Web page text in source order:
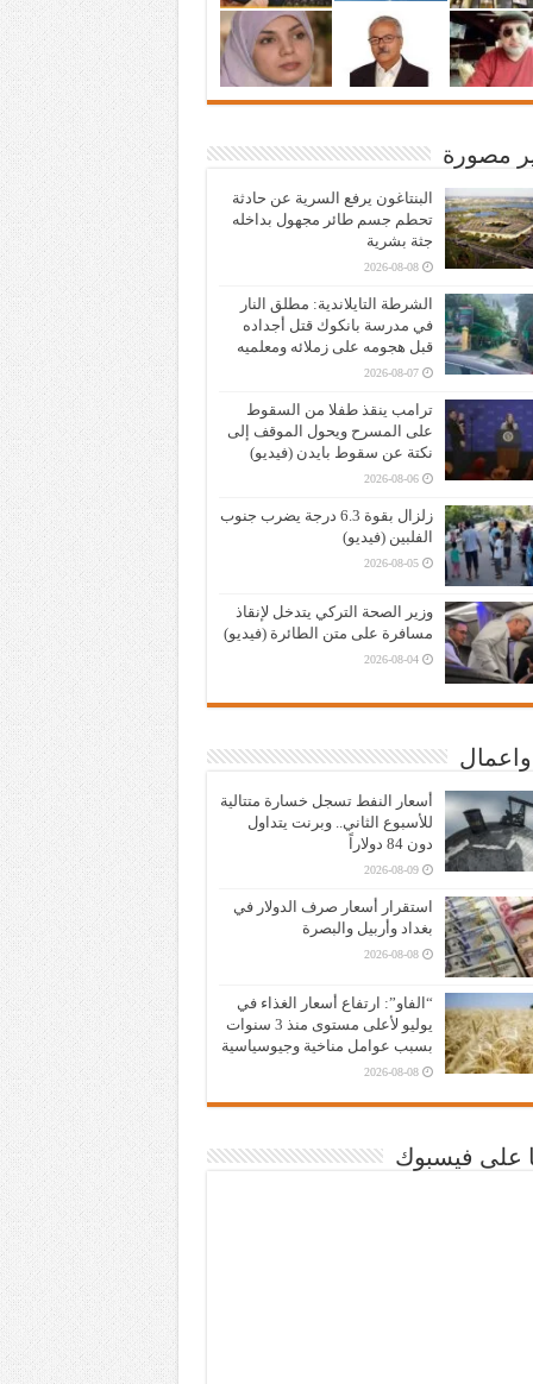
مصورة
البنتاغون يرفع السرية عن حادثة
تحطم جسم طائر مجهول بداخله
جثة بشرية
2026-08-08
الشرطة التايلاندية: مطلق النار
في مدرسة بانكوك قتل أجداده
قبل هجومه على زملائه ومعلميه
2026-08-07
ترامب ينقذ طفلا من السقوط
على المسرح ويحول الموقف إلى
نكتة عن سقوط بايدن (فيديو)
2026-08-06
زلزال بقوة 6.3 درجة يضرب جنوب
الفلبين (فيديو)
2026-08-05
وزير الصحة التركي يتدخل لإنقاذ
مسافرة على متن الطائرة (فيديو)
2026-08-04
أسعار النفط تسجل خسارة متتالية
للأسبوع الثاني.. وبرنت يتداول
دون 84 دولاراً
2026-08-09
استقرار أسعار صرف الدولار في
بغداد وأربيل والبصرة
2026-08-08
“الفاو”: ارتفاع أسعار الغذاء في
يوليو لأعلى مستوى منذ 3 سنوات
بسبب عوامل مناخية وجيوسياسية
2026-08-08
على فيسبوك